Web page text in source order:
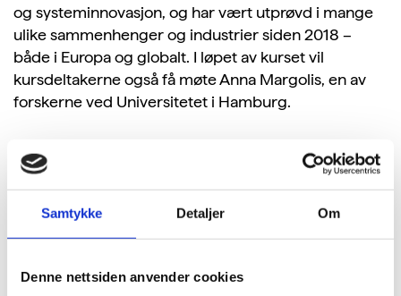
Samtykke Detaljer Om
Denne nettsiden anvender cookies
og systeminnovasjon, og har vært utprøvd i mange
ulike sammenhenger og industrier siden 2018 –
både i Europa og globalt. I løpet av kurset vil
kursdeltakerne også få møte Anna Margolis, en av
forskerne ved Universitetet i Hamburg.
Muligheter etter kurset
1.Lansering av Sirkulært Forum i 2025!
et
medlemsbasert sirkulært forum